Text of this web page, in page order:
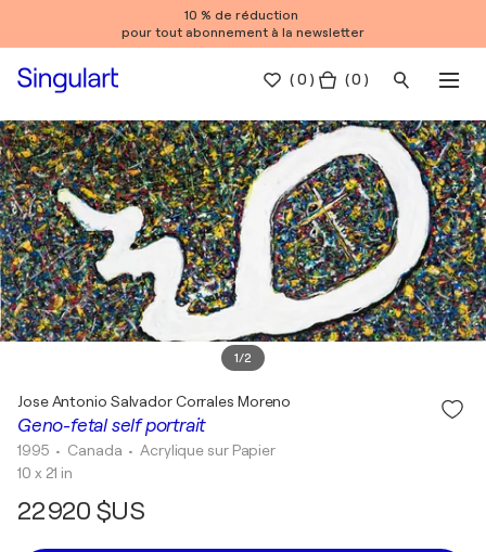
10 % de réduction
pour tout abonnement à la newsletter
(0 ) ( 0 )
1/2
Geno-fetal self portrait
Jose Antonio Salvador Corrales Moreno
1995 • Canada •Acrylique sur Papier
10 x 21 in
22 920 $US